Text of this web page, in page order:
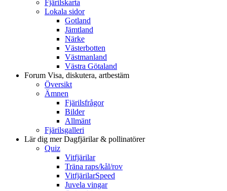
Fjärilskarta
Lokala sidor
Gotland
Jämtland
Närke
Västerbotten
Västmanland
Västra Götaland
Forum Visa, diskutera, artbestäm
Översikt
Ämnen
Fjärilsfrågor
Bilder
Allmänt
Fjärilsgalleri
Lär dig merDagfjärilar & pollinatörer
Quiz
Vitfjärilar
Träna raps/kål/rov
VitfjärilarSpeed
Juvela vingar